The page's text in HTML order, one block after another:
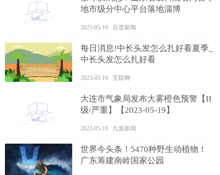
地市级分中心平台落地淄博
2023-05-19 百度新闻
每日消息!中长头发怎么扎好看夏季_
中长头发怎么扎好看
2023-05-19 互联网
大连市气象局发布大雾橙色预警【II
级/严重】【2023-05-19】
2023-05-19 九派新闻
世界今头条！5470种野生动植物！
广东筹建南岭国家公园